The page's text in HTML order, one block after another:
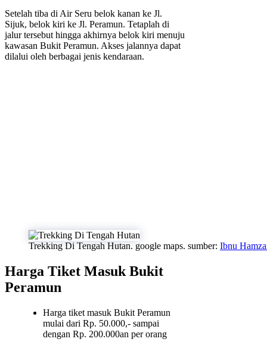
Setelah tiba di Air Seru belok kanan ke Jl.
Sijuk, belok kiri ke Jl. Peramun. Tetaplah di
jalur tersebut hingga akhirnya belok kiri menuju
kawasan Bukit Peramun. Akses jalannya dapat
dilalui oleh berbagai jenis kendaraan.
Trekking Di Tengah Hutan. google maps. sumber: Ibnu
Harga Tiket Masuk Bukit
Peramun
Harga tiket masuk Bukit Peramun
mulai dari Rp. 50.000,- sampai
dengan Rp. 200.000an per orang